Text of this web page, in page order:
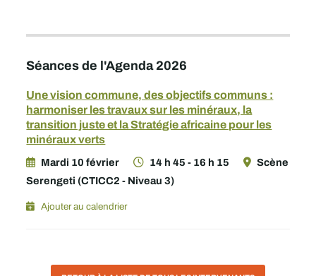
Séances de l'Agenda 2026
Une vision commune, des objectifs communs :
harmoniser les travaux sur les minéraux, la
transition juste et la Stratégie africaine pour les
minéraux verts
Mardi 10 février 14 h 45 - 16 h 15
Scène
Serengeti (CTICC2 - Niveau 3)
Ajouter au calendrier